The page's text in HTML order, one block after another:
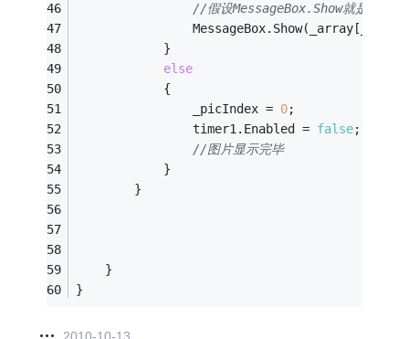
//假设MessageBox.Show就是你要显
            }
else
            {
                _picIndex =
0;
                timer1.Enabled =
false;
//图片显示完毕
            }
        }
    }
}
2010-10-13